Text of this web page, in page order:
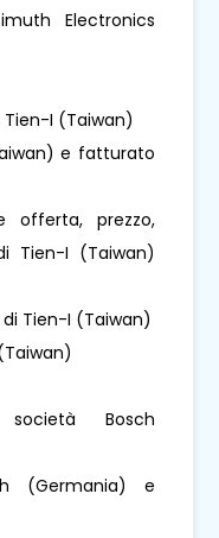
Electronics
Tien-I (Taiwan)
e fatturato
offerta, prezzo,
Tien-I (Taiwan)
Tien-I (Taiwan)
Bosch
(Germania) e